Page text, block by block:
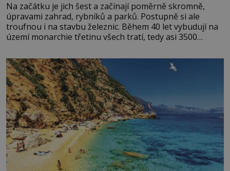
Na začátku je jich šest a začínají poměrně skromně,
úpravami zahrad, rybníků a parků. Postupně si ale
troufnou i na stavbu železnic. Během 40 let vybudují na
území monarchie třetinu všech tratí, tedy asi 3500
ducha zdědí bratři Kleinové po otci Johannovi (1756–
1835), který má malý statek na Jesenicku